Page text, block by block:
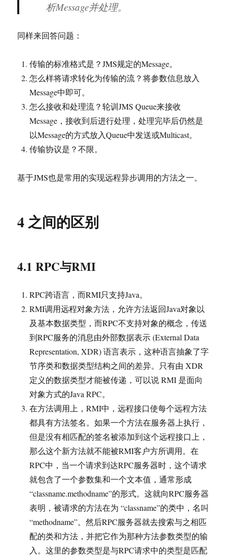
析Message并处理。
同样来回答问题：
传输的标准格式是？JMS规定的Message。
怎么样将请求转化为传输的流？将参数信息放入
Message中即可。
怎么接收和处理流？轮训JMS Queue来接收
Message，接收到后进行处理，处理完毕后仍然是
以Message的方式放入Queue中发送或Multicast。
传输协议是？不限。
基于JMS也是常用的实现远程异步调用的方法之一。
4 之间的区别
4.1 RPC与RMI
RPC跨语言，而RMI只支持Java。
RMI调用远程对象方法，允许方法返回Java对象以
及基本数据类型，而RPC不支持对象的概念，传送
到RPC服务的消息由外部数据表示 (External Data
Representation, XDR) 语言表示，这种语言抽象了字
节序类和数据类型结构之间的差异。只有由 XDR
定义的数据类型才能被传递，可以说 RMI 是面向
对象方式的Java RPC。
在方法调用上，RMI中，远程接口使每个远程方法
都具有方法签名。如果一个方法在服务器上执行，
但是没有相匹配的签名被添加到这个远程接口上，
那么这个新方法就不能被RMI客户方所调用。在
RPC中，当一个请求到达RPC服务器时，这个请求
就包含了一个参数集和一个文本值，通常形成
“classname.methodname”的形式。这就向RPC服务器
表明，被请求的方法在为 “classname”的类中，名叫
“methodname”。然后RPC服务器就去搜索与之相匹
配的类和方法，并把它作为那种方法参数类型的输
入。这里的参数类型是与RPC请求中的类型是匹配